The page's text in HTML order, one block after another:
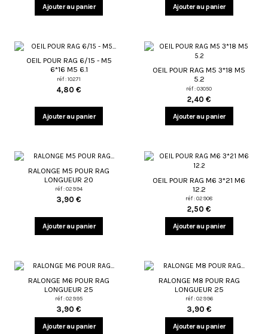
Ajouter au panier Ajouter au panier
OEIL POUR RAG 6/15 - M5
6*16 M5 6.1
réf : 10271
4,80 €
Ajouter au panier
OEIL POUR RAG M5 3*18 M5
5.2
réf : 03050
2,40 €
Ajouter au panier
RALONGE M5 POUR RAG
LONGUEUR 20
réf : 02994
3,90 €
Ajouter au panier
OEIL POUR RAG M6 3*21 M6
12.2
réf : 02908
2,50 €
Ajouter au panier
RALONGE M6 POUR RAG
LONGUEUR 25
réf : 02995
3,90 €
Ajouter au panier
RALONGE M8 POUR RAG
LONGUEUR 25
réf : 02996
3,90 €
Ajouter au panier